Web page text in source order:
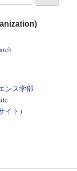
ンス学部
ト）